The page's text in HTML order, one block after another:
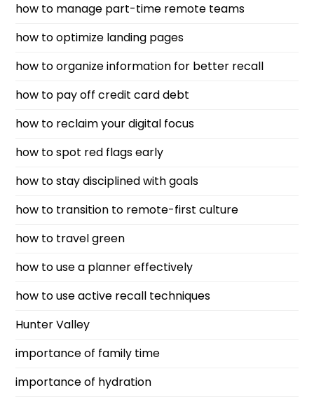
how to manage part-time remote teams
how to optimize landing pages
how to organize information for better recall
how to pay off credit card debt
how to reclaim your digital focus
how to spot red flags early
how to stay disciplined with goals
how to transition to remote-first culture
how to travel green
how to use a planner effectively
how to use active recall techniques
Hunter Valley
importance of family time
importance of hydration